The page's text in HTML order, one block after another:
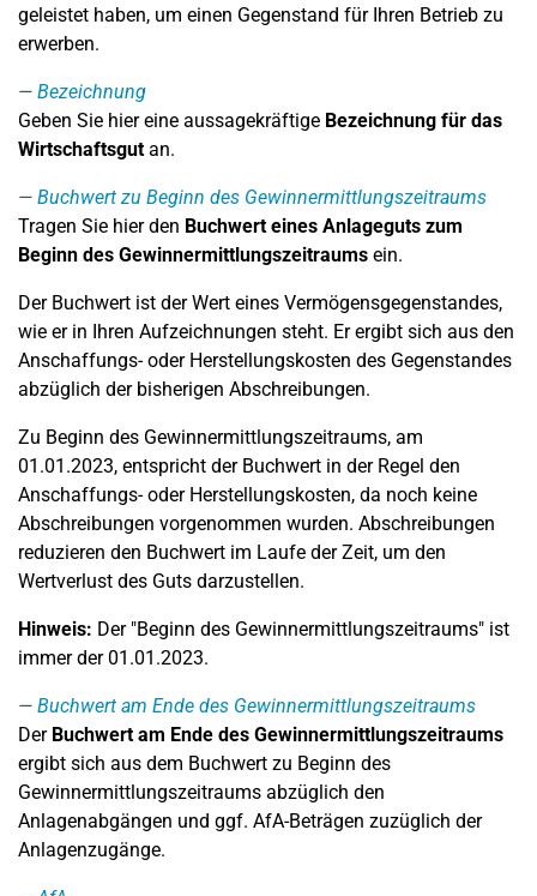
geleistet haben, um einen Gegenstand für Ihren Betrieb zu
erwerben.
Bezeichnung
Geben Sie hier eine aussagekräftige Bezeichnung für das
Wirtschaftsgutan.
Buchwert zu Beginn des Gewinnermittlungszeitraums
Tragen Sie hier den Buchwert eines Anlageguts zum
Beginn des Gewinnermittlungszeitraums ein.
Der Buchwert ist der Wert eines Vermögensgegenstandes,
wie er in Ihren Aufzeichnungen steht. Er ergibt sich aus den
Anschaffungs- oder Herstellungskosten des Gegenstandes
abzüglich der bisherigen Abschreibungen.
Zu Beginn des Gewinnermittlungszeitraums, am
01.01.2023, entspricht der Buchwert in der Regel den
Anschaffungs- oder Herstellungskosten, da noch keine
Abschreibungen vorgenommen wurden. Abschreibungen
reduzieren den Buchwert im Laufe der Zeit, um den
Wertverlust des Guts darzustellen.
Hinweis: Der "Beginn des Gewinnermittlungszeitraums" ist
immer der 01.01.2023.
Buchwert am Ende des Gewinnermittlungszeitraums
Der Buchwert am Ende des Gewinnermittlungszeitraums
ergibt sich aus dem Buchwert zu Beginn des
Gewinnermittlungszeitraums abzüglich den
Anlagenabgängen und ggf. AfA-Beträgen zuzüglich der
Anlagenzugänge.